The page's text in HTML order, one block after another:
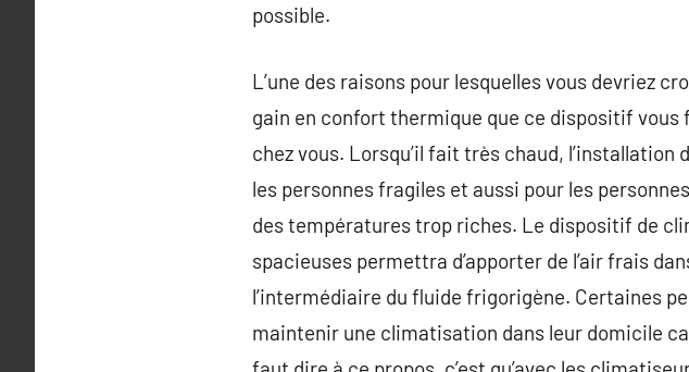
possible.
L’une des raisons pour lesquelles vous devriez
gain en confort thermique que ce dispositif
chez vous. Lorsqu’il fait très chaud,
les personnes fragiles et aussi pour les
des températures trop riches. Le dispositif de
spacieuses permettra d’apporter de l’air frais
l’intermédiaire du fluide frigorigène. Certaines
maintenir une climatisation dans leur domicile